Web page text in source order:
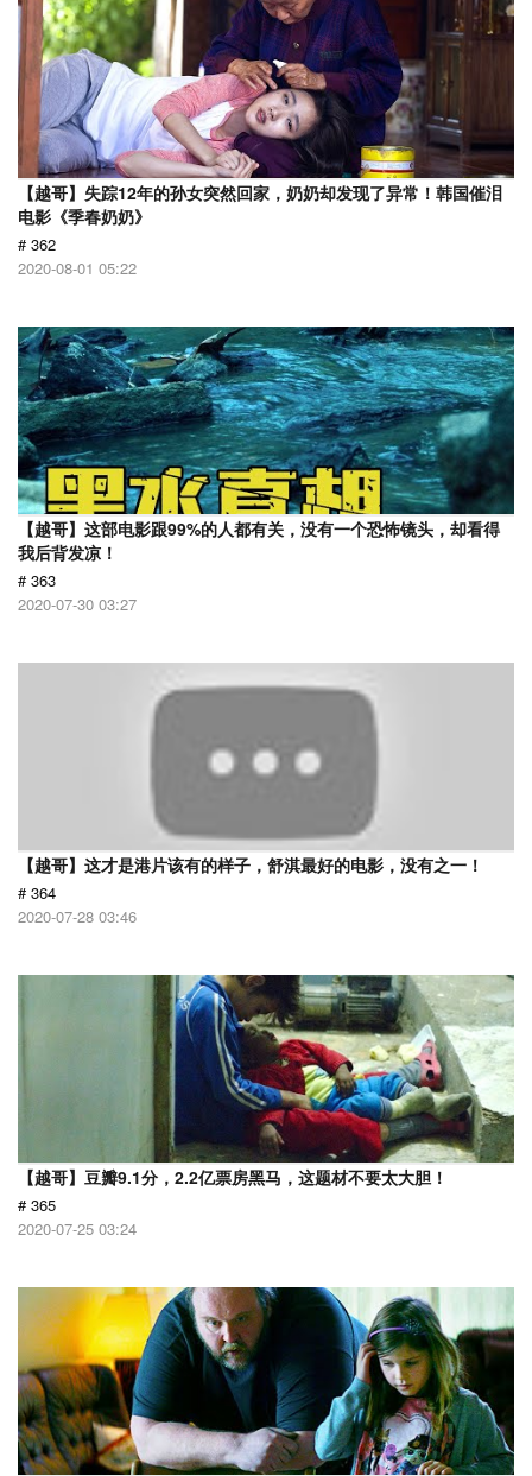
【越哥】失踪12年的孙女突然回家，奶奶却发现了异常！韩国催泪
电影《季春奶奶》
# 362
2020-08-01 05:22
【越哥】这部电影跟99%的人都有关，没有一个恐怖镜头，却看得
我后背发凉！
# 363
2020-07-30 03:27
【越哥】这才是港片该有的样子，舒淇最好的电影，没有之一！
# 364
2020-07-28 03:46
【越哥】豆瓣9.1分，2.2亿票房黑马，这题材不要太大胆！
# 365
2020-07-25 03:24